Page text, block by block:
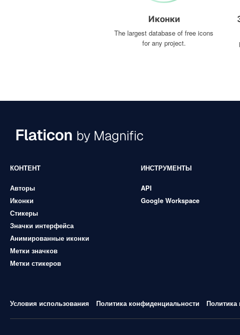
Иконки
The largest database of free icons
for any project.
КОНТЕНТ
Авторы
Иконки
Стикеры
Значки интерфейса
Анимированные иконки
Метки значков
Метки стикеров
ИНСТРУМЕНТЫ
API
Google Workspace
Условия использования Политика конфиденциальности